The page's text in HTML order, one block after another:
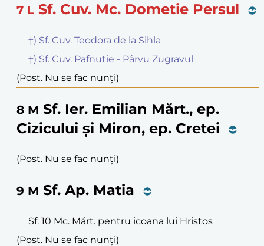
7 L Sf. Cuv. Mc. Dometie Persul
†) Sf. Cuv. Teodora de la Sihla
†) Sf. Cuv. Pafnutie - Pârvu Zugravul
(Post. Nu se fac nunți)
8 M Sf. Ier. Emilian Mărt., ep.
Cizicului și Miron, ep. Cretei
(Post. Nu se fac nunți)
9 M Sf. Ap. Matia
Sf. 10 Mc. Mărt. pentru icoana lui Hristos
(Post. Nu se fac nunți)